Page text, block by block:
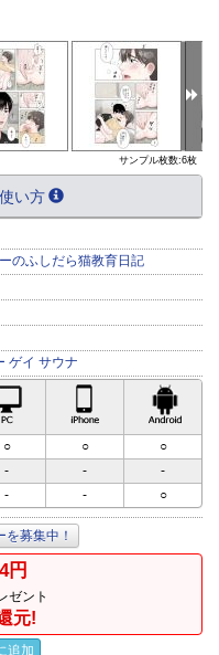
サンプル枚数:6枚
い方
のふしだら猫教育日記
ゲイ サウナ
iPhone対応
○ ○
○
- -
-
- - ○
募集中！
円
ゼント
元!
追加